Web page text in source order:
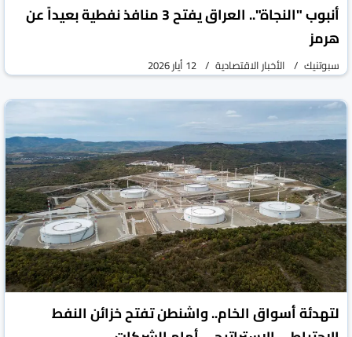
أنبوب "النجاة".. العراق يفتح 3 منافذ نفطية بعيداً عن
هرمز
سبوتنيك الأخبار الاقتصادية 12 أيار 2026
لتهدئة أسواق الخام.. واشنطن تفتح خزائن النفط